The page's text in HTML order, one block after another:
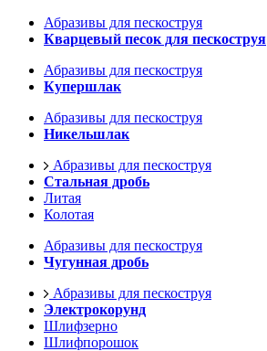
Абразивы для пескоструя
Кварцевый песок для пескоструя
Абразивы для пескоструя
Купершлак
Абразивы для пескоструя
Никельшлак
Абразивы для пескоструя
Стальная дробь
Литая
Колотая
Абразивы для пескоструя
Чугунная дробь
Абразивы для пескоструя
Электрокорунд
Шлифзерно
Шлифпорошок